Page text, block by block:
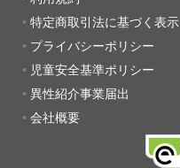
特定商取引法に基づく表示
プライバシーポリシー
児童安全基準ポリシー
異性紹介事業届出
会社概要